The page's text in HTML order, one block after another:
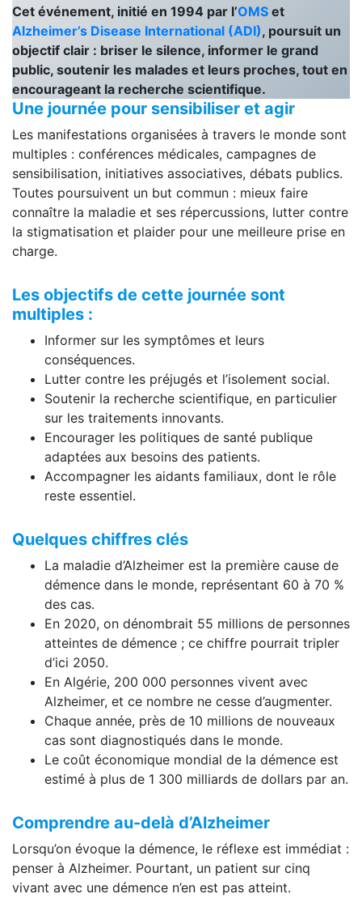
Cet événement, initié en 1994 par l’OMS et
Alzheimer’s Disease International (ADI), poursuit un
objectif clair : briser le silence, informer le grand
public, soutenir les malades et leurs proches, tout en
encourageant la recherche scientifique.
Une journée pour sensibiliser et agir
Les manifestations organisées à travers le monde sont
multiples : conférences médicales, campagnes de
sensibilisation, initiatives associatives, débats publics.
Toutes poursuivent un but commun : mieux faire
connaître la maladie et ses répercussions, lutter contre
la stigmatisation et plaider pour une meilleure prise en
charge.
Les objectifs de cette journée sont
multiples :
Informer sur les symptômes et leurs
conséquences.
Lutter contre les préjugés et l’isolement social.
Soutenir la recherche scientifique, en particulier
sur les traitements innovants.
Encourager les politiques de santé publique
adaptées aux besoins des patients.
Accompagner les aidants familiaux, dont le rôle
reste essentiel.
Quelques chiffres clés
La maladie d’Alzheimer est la première cause de
démence dans le monde, représentant 60 à 70 %
des cas.
En 2020, on dénombrait 55 millions de personnes
atteintes de démence ; ce chiffre pourrait tripler
d’ici 2050.
En Algérie, 200 000 personnes vivent avec
Alzheimer, et ce nombre ne cesse d’augmenter.
Chaque année, près de 10 millions de nouveaux
cas sont diagnostiqués dans le monde.
Le coût économique mondial de la démence est
estimé à plus de 1 300 milliards de dollars par an.
Comprendre au-delà d’Alzheimer
Lorsqu’on évoque la démence, le réflexe est immédiat :
penser à Alzheimer. Pourtant, un patient sur cinq
vivant avec une démence n’en est pas atteint.